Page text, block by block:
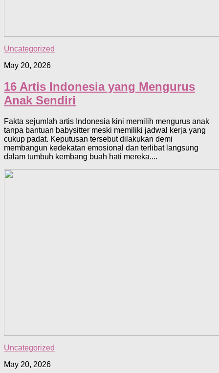
Uncategorized
May 20, 2026
16 Artis Indonesia yang Mengurus
Anak Sendiri
Fakta sejumlah artis Indonesia kini memilih mengurus anak
tanpa bantuan babysitter meski memiliki jadwal kerja yang
cukup padat. Keputusan tersebut dilakukan demi
membangun kedekatan emosional dan terlibat langsung
dalam tumbuh kembang buah hati mereka....
Uncategorized
May 20, 2026